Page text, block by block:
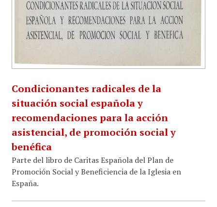
Condicionantes radicales de la
situación social española y
recomendaciones para la acción
asistencial, de promoción social y
benéfica
Parte del libro de Caritas Española del Plan de
Promoción Social y Beneficiencia de la Iglesia en
España.